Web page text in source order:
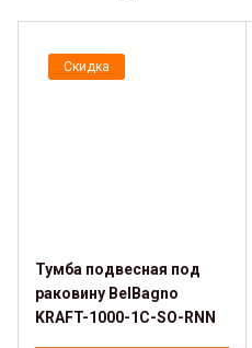
Скидка
Тумба подвесная под
раковину BelBagno
KRAFT-1000-1C-SO-RNN